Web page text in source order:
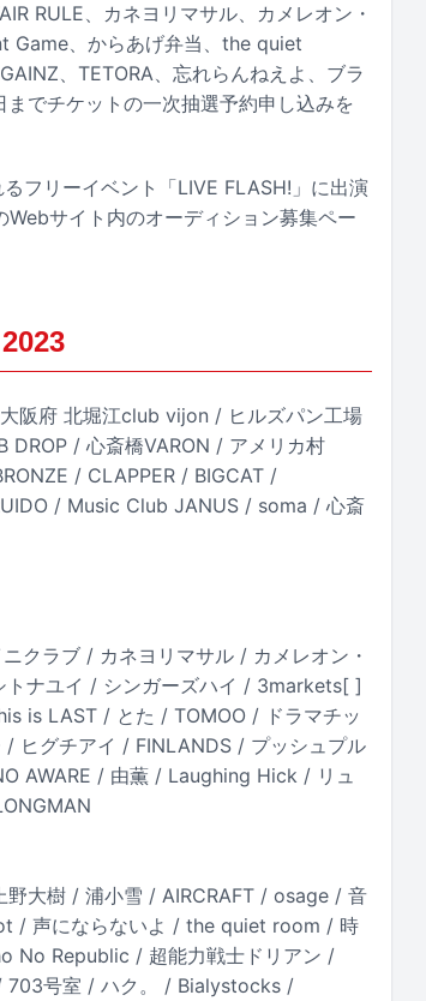
RULE、カネヨリマサル、カメレオン・
Game、からあげ弁当、the quiet
、TETORA、忘れらんねえよ、ブラ
でチケットの一次抽選予約申し込みを
フリーイベント「LIVE FLASH!」に出演
サイト内のオーディション募集ペー
阪府 北堀江club vijon / ヒルズパン工場
/ 心斎橋VARON / アメリカ村
/ CLAPPER / BIGCAT /
/ Music Club JANUS / soma / 心斎
クラブ / カネヨリマサル / カメレオン・
ナユイ / シンガーズハイ / 3markets[ ]
is LAST / とた / TOMOO / ドラマチッ
ヒグチアイ / FINLANDS / プッシュプル
AWARE / 由薫 / Laughing Hick / リュ
大樹 / 浦小雪 / AIRCRAFT / osage / 音
/ 声にならないよ / the quiet room / 時
No Republic / 超能力戦士ドリアン /
703号室 / ハク。 / Bialystocks /